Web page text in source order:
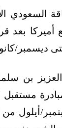
السعودي
أميركا
ديسمبر/كانون
بن
مستقبل
أيلول